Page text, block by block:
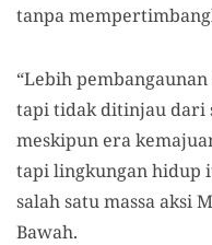
tanpa
“Lebih
tapi tidak ditinjau dari
meskipun era
tapi lingkungan hidup
salah satu massa aksi
Bawah.